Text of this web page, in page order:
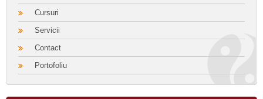
Cursuri
Servicii
Contact
Portofoliu